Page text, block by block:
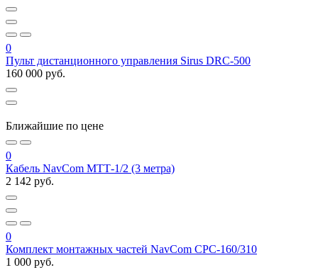
0
Пульт дистанционного управления Sirus DRC-500
160 000 руб.
Ближайшие по цене
0
Кабель NavCom МТТ-1/2 (3 метра)
2 142 руб.
0
Комплект монтажных частей NavCom СРС-160/310
1 000 руб.